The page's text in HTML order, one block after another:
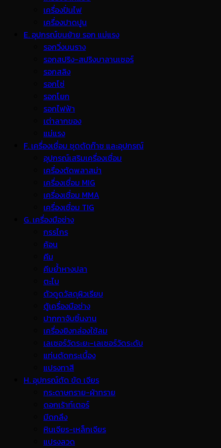
เครื่องปั่นไฟ
เครื่องปาดปูน
E. อุปกรณ์ขนย้าย รอก แม่แรง
รอกวิ่งบนราง
รอกสปริง-สปริงบาลานเซอร์
รอกสลิง
รอกโซ่
รอกโยก
รอกไฟฟ้า
เต่าลากของ
แม่แรง
F. เครื่องเชื่อม ชุดตัดก๊าซ และอุปกรณ์
อุปกรณ์เสริมเครื่องเชื่อม
เครื่องตัดพลาสม่า
เครื่องเชื่อม MIG
เครื่องเชื่อม MMA
เครื่องเชื่อม TIG
G. เครื่องมือช่าง
กรรไกร
ค้อน
คีม
คีมย้ำหางปลา
ตะไบ
ตัวดูดวัสดุผิวเรียบ
ตู้เครื่องมือช่าง
ปากกาจับชิ้นงาน
เครื่องยิงกล่องใช้ลม
เลเซอร์วัดระยะ-เลเซอร์วัดระดับ
แท่นตัดกระเบื้อง
แปรงทาสี
H. อุปกรณ์ตัด ขัด เจียร
กระดาษทราย-ผ้าทราย
ดอกเร้าท์เตอร์
มีดกลึง
หินเจียร-เหล็กเจียร
แปรงลวด